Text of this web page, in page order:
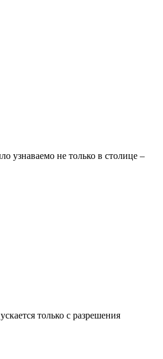
узнаваемо не только в столице –
только с разрешения